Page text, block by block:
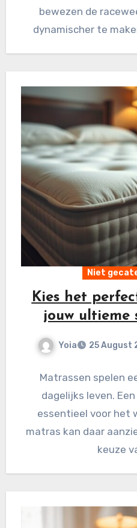
bewezen de
dynamischer te
Niet
Kies het
jouw ultieme
Yoia 25 August
Matrassen spelen
dagelijks leven.
essentieel voor het
matras kan daar
keuze